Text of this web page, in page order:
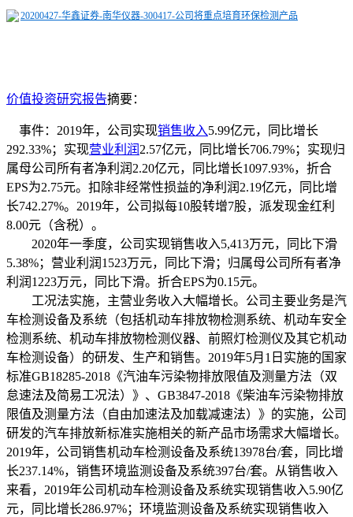
20200427-华鑫证券-南华仪器-300417-公司将重点培育环保检测产品
价值投资研究报告摘要：
事件：2019年，公司实现销售收入5.99亿元，同比增长
292.33%；实现营业利润 2.57亿元，同比增长706.79%；实现归
属母公司所有者净利润2.20亿元，同比增长1097.93%，折合
EPS为2.75元。 扣除非经常性损益的净利润2.19亿元，同比增
长742.27%。 2019年，公司拟每10股转增7股，派发现金红利
8.00元（含税）。
2020年一季度，公司实现销售收入5,413万元，同比下滑
5.38%；营业利润1523万元，同比下滑；归属母公司所有者净
利润1223万元，同比下滑。折合EPS为0.15元。
工况法实施，主营业务收入大幅增长。公司主要业务是汽
车检测设备及系统（包括机动车排放物检测系统、机动车安全
检测系统、机动车排放物检测仪器、前照灯检测仪及其它机动
车检测设备）的研发、生产和销售。2019年5月1日实施的国家
标准GB18285-2018《汽油车污染物排放限值及测量方法（双
怠速法及简易工况法）》、GB3847-2018《柴油车污染物排放
限值及测量方法（自由加速法及加载减速法）》的实施，公司
研发的汽车排放新标准实施相关的新产品市场需求大幅增长。
2019年，公司销售机动车检测设备及系统13978台/套，同比增
长237.14%，销售环境监测设备及系统397台/套。从销售收入
来看，2019年公司机动车检测设备及系统实现销售收入5.90亿
元，同比增长286.97%；环境监测设备及系统实现销售收入